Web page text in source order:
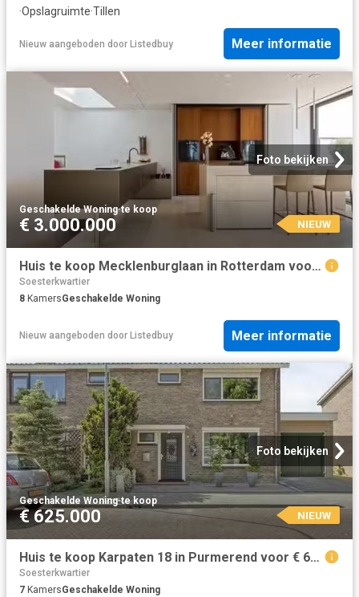
·Opslagruimte·Tillen
Nieuw aangeboden door Listedbuy Meer informatie
Foto bekijken
Geschakelde Woning·te koop
€ 3.000.000 NIEUW
Huis te koop Mecklenburglaan in Rotterdam voor € 3.000.000
Soesterkwartier
8 KamersGeschakelde Woning
Nieuw aangeboden door Listedbuy Meer informatie
Foto bekijken
Geschakelde Woning·te koop
€ 625.000 NIEUW
Huis te koop Karpaten 18 in Purmerend voor € 625.000
Soesterkwartier
7 KamersGeschakelde Woning